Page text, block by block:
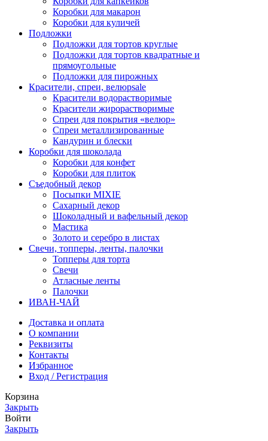
Коробки для макарон
Коробки для куличей
Подложки
Подложки для тортов круглые
Подложки для тортов квадратные и
прямоугольные
Подложки для пирожных
Красители, спреи, велюрsale
Красители водорастворимые
Красители жирорастворимые
Спреи для покрытия «велюр»
Спреи металлизированные
Кандурин и блески
Коробки для шоколада
Коробки для конфет
Коробки для плиток
Съедобный декор
Посыпки MIXIE
Сахарный декор
Шоколадный и вафельный декор
Мастика
Золото и серебро в листах
Свечи, топперы, ленты, палочки
Топперы для торта
Свечи
Атласные ленты
Палочки
ИВАН-ЧАЙ
Доставка и оплата
О компании
Реквизиты
Контакты
Избранное
Вход / Регистрация
Корзина
Закрыть
Войти
Закрыть